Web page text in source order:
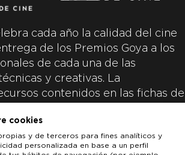
cada año la calidad del cine
de los Premios Goya a los
de cada una de las
y creativas. La
contenidos en las fichas de
películas y responsabilidad
de las mismas.
cookies
y de terceros para fines analíticos y
personalizada en base a un perfil